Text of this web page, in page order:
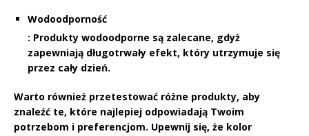
Wodoodporność
: Produkty wodoodporne są zalecane, gdyż
zapewniają długotrwały efekt, który utrzymuje się
przez cały dzień.
Warto również przetestować różne produkty, aby
znaleźć te, które najlepiej odpowiadają Twoim
potrzebom i preferencjom. Upewnij się, że kolor